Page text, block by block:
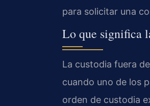
para solicitar una
Lo que significa
La custodia fuera
cuando uno de los
orden de custodia